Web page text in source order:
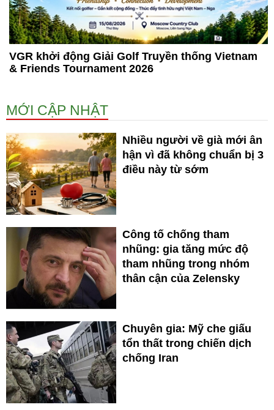
VGR khởi động Giải Golf Truyền thống Vietnam
& Friends Tournament 2026
MỚI CẬP NHẬT
Nhiều người về già mới ân
hận vì đã không chuẩn bị 3
điều này từ sớm
Công tố chống tham
nhũng: gia tăng mức độ
tham nhũng trong nhóm
thân cận của Zelensky
Chuyên gia: Mỹ che giấu
tổn thất trong chiến dịch
chống Iran